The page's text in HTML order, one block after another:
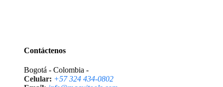
Contáctenos
Bogotá - Colombia -
Celular: +57 324 434-0802